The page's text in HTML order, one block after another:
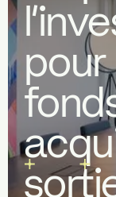
Full
À
pour